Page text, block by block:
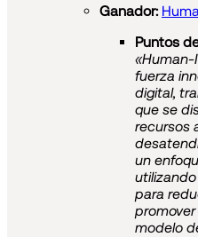
Ganador:
Puntos
fuerza
digital,
que se
recursos
un
para
modelo